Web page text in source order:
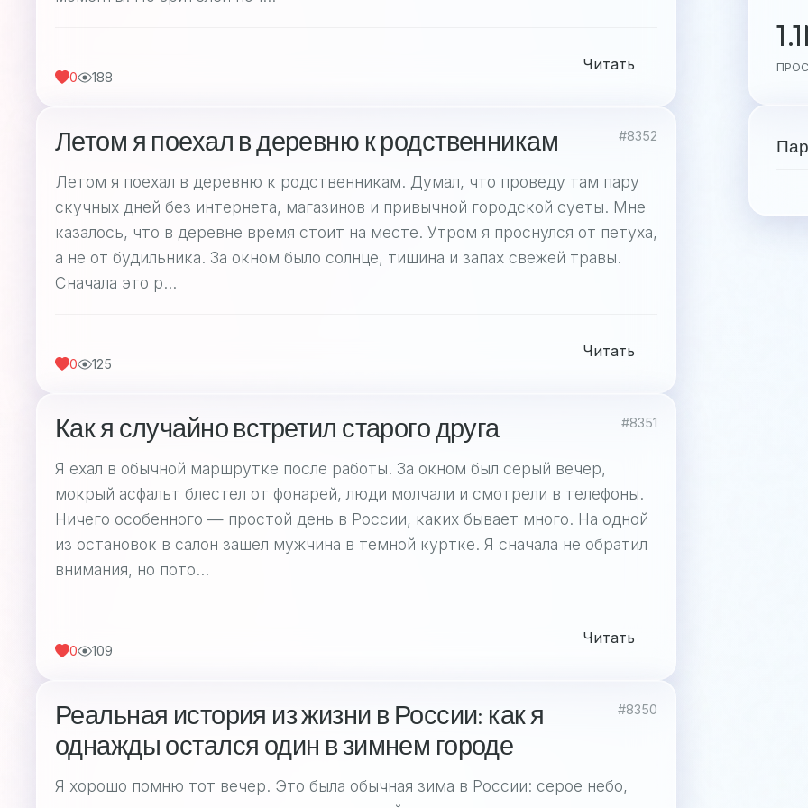
0 188
Читать
Летом я поехал в деревню к родственникам #8352
Летом я поехал в деревню к родственникам. Думал, что проведу там пару
скучных дней без интернета, магазинов и привычной городской суеты. Мне
казалось, что в деревне время стоит на месте. Утром я проснулся от петуха,
а не от будильника. За окном было солнце, тишина и запах свежей травы.
Сначала это р...
0 125
Читать
Как я случайно встретил старого друга #8351
Я ехал в обычной маршрутке после работы. За окном был серый вечер,
мокрый асфальт блестел от фонарей, люди молчали и смотрели в телефоны.
Ничего особенного — простой день в России, каких бывает много. На одной
из остановок в салон зашел мужчина в темной куртке. Я сначала не обратил
внимания, но пото...
0 109
Читать
Реальная история из жизни в России: как я
однажды остался один в зимнем городе
#8350
Я хорошо помню тот вечер. Это была обычная зима в России: серое небо,